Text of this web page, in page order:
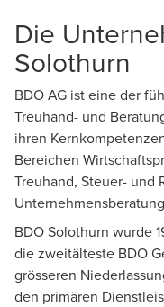
Die
Solothurn
BDO AG ist eine der
Treuhand- und
ihren
Bereichen
Treuhand, Steuer- und
BDO Solothurn wurde
die zweitälteste BDO
grösseren
den primären